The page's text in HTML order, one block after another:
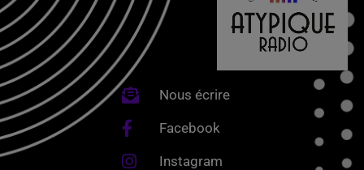
Nous écrire
Facebook
Instagram